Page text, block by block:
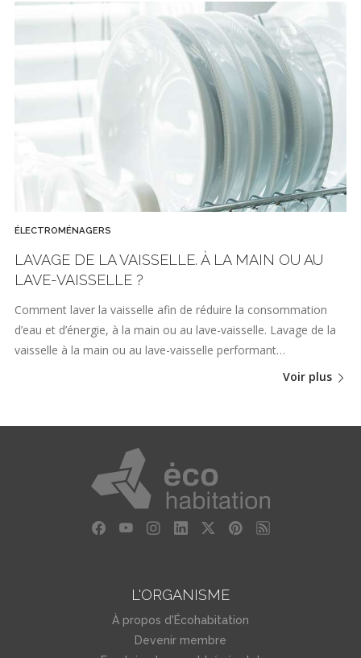
ÉLECTROMÉNAGERS
LAVAGE DE LA VAISSELLE. À LA MAIN OU AU
LAVE-VAISSELLE ?
Comment laver la vaisselle afin de réduire la consommation
d’eau et d’énergie, à la main ou au lave-vaisselle. Lavage de la
vaisselle à la main ou au lave-vaisselle performant…
Voir plus
L'ORGANISME
À propos d'Écohabitation
Devenir membre